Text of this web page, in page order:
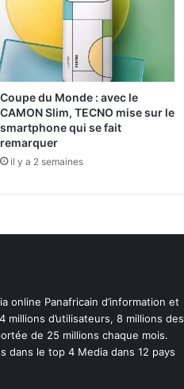
Coupe du Monde : avec le
CAMON Slim, TECNO mise sur le
smartphone qui se fait
remarquer
il y a 2 semaines
online Panafricain d’information et
millions d’utilisateurs, 8 millions des
de 25 millions chaque mois.
dans le top 4 Media dans 12 pays